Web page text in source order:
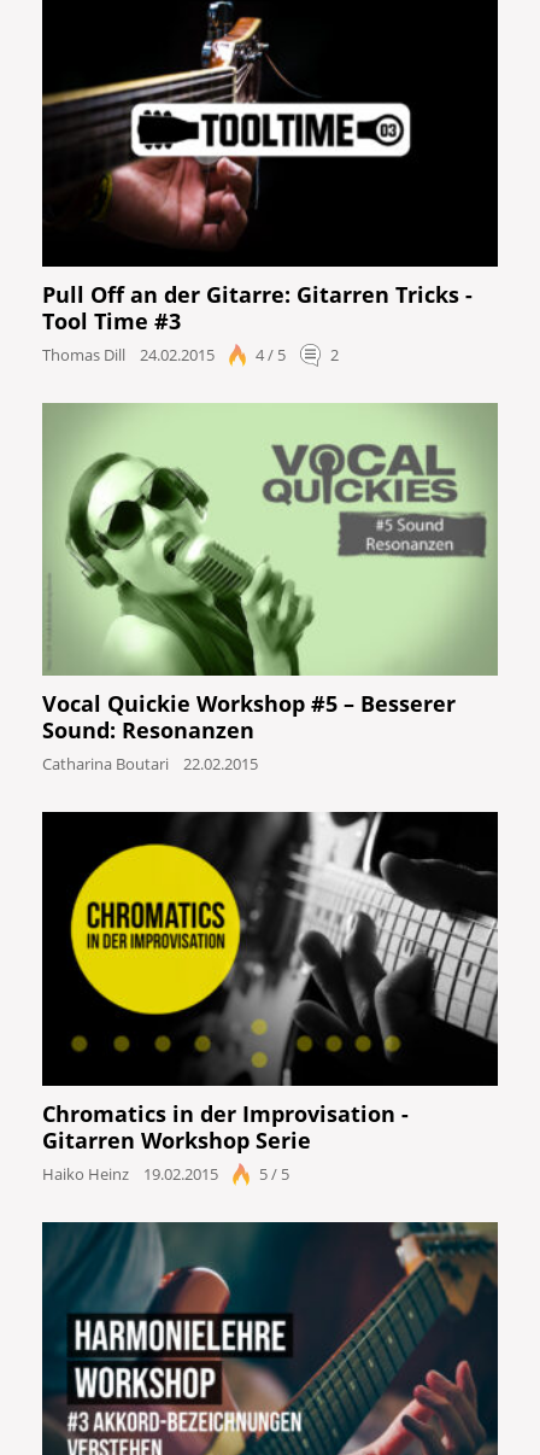
Pull Off an der Gitarre: Gitarren Tricks -
Tool Time #3
Thomas Dill 24.02.2015 4 / 5 2
Vocal Quickie Workshop #5 – Besserer
Sound: Resonanzen
Catharina Boutari 22.02.2015
Chromatics in der Improvisation -
Gitarren Workshop Serie
Haiko Heinz 19.02.2015 5 / 5